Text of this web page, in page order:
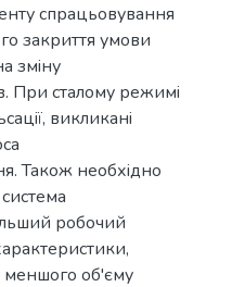
спрацьовування
закриття умови
змiну
При сталому режимi
викликанi
Також необхiдно
робочий
меншого об'єму